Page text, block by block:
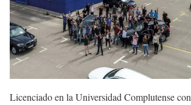
Licenciado en la Universidad Complutense con